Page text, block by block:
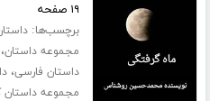
۱۹ صفحه
برچسب‌ها:
مجموعه داستان
داستان فارسی،
مجموعه داستان